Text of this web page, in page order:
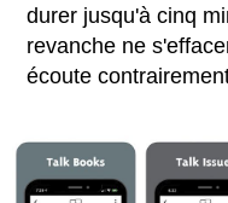
durer jusqu'à cinq
revanche ne
écoute